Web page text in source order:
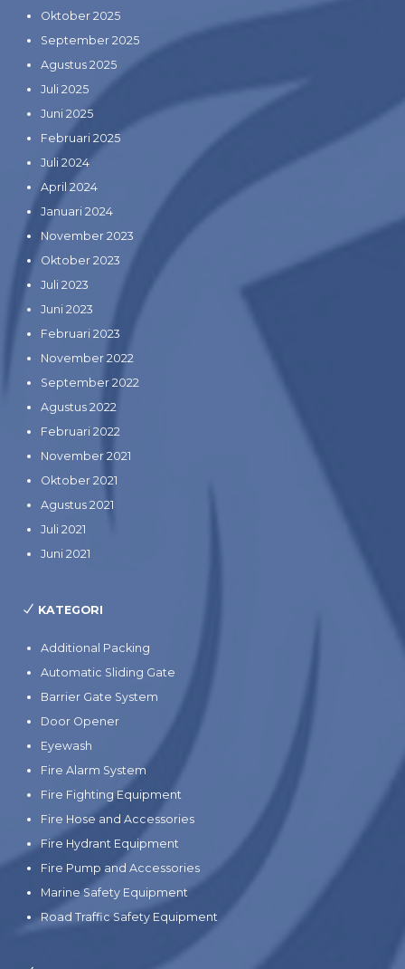
Oktober 2025
September 2025
Agustus 2025
Juli 2025
Juni 2025
Februari 2025
Juli 2024
April 2024
Januari 2024
November 2023
Oktober 2023
Juli 2023
Juni 2023
Februari 2023
November 2022
September 2022
Agustus 2022
Februari 2022
November 2021
Oktober 2021
Agustus 2021
Juli 2021
Juni 2021
KATEGORI
Additional Packing
Automatic Sliding Gate
Barrier Gate System
Door Opener
Eyewash
Fire Alarm System
Fire Fighting Equipment
Fire Hose and Accessories
Fire Hydrant Equipment
Fire Pump and Accessories
Marine Safety Equipment
Road Traffic Safety Equipment